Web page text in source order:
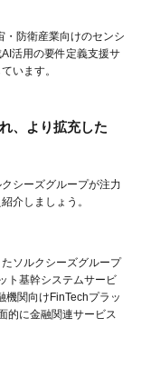
防衛産業向けのセンシ
活用の要件定義支援サ
います。
、より拡充した
シーズグループが注力
介しましょう。
ソルクシーズグループ
ト基幹システムサービ
機関向けFinTechプラッ
的に金融関連サービス